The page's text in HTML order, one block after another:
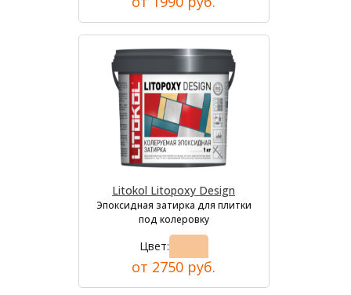
Litokol Litopoxy Design
Эпоксидная затирка для плитки
под колеровку
Цвет:
от 2750 руб.